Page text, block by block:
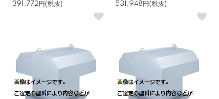
391,772円(税抜)
531,948円(税抜)